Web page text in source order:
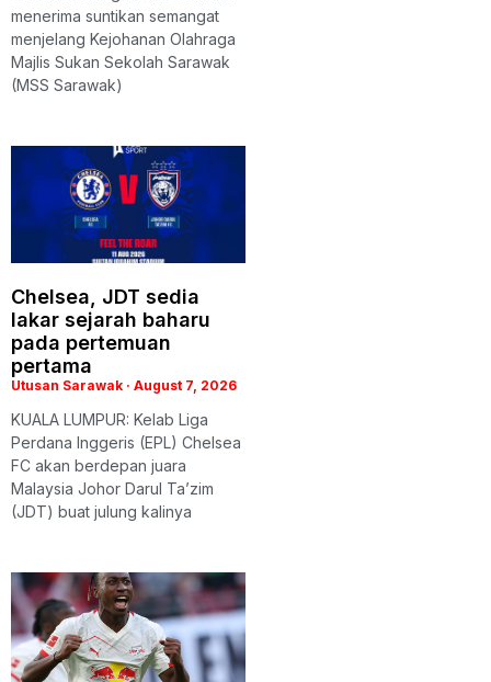
menerima suntikan semangat
menjelang Kejohanan Olahraga
Majlis Sukan Sekolah Sarawak
(MSS Sarawak)
Chelsea, JDT sedia
lakar sejarah baharu
pada pertemuan
pertama
Utusan Sarawak August 7, 2026
KUALA LUMPUR: Kelab Liga
Perdana Inggeris (EPL) Chelsea
FC akan berdepan juara
Malaysia Johor Darul Ta’zim
(JDT) buat julung kalinya